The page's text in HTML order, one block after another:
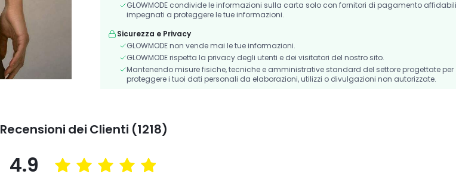
GLOWMODE condivide le informazioni sulla carta solo con fornitori di pagamento affidabili
impegnati a proteggere le tue informazioni.
Sicurezza e Privacy
GLOWMODE non vende mai le tue informazioni.
GLOWMODE rispetta la privacy degli utenti e dei visitatori del nostro sito.
Mantenendo misure fisiche, tecniche e amministrative standard del settore progettate per
proteggere i tuoi dati personali da elaborazioni, utilizzi o divulgazioni non autorizzate.
Recensioni dei Clienti (1218)
4.9